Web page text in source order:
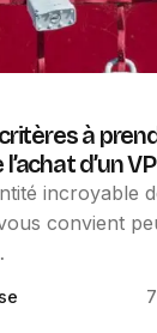
à
d’un
incroyable
convient